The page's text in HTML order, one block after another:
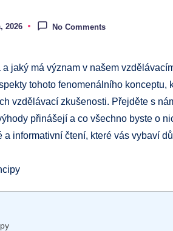
2026 No Comments
jaký má význam v našem
tohoto fenomenálního konceptu,
vzdělávací zkušenosti. Přejděte s
přinášejí a co všechno byste o
a informativní čtení, které vás vybaví